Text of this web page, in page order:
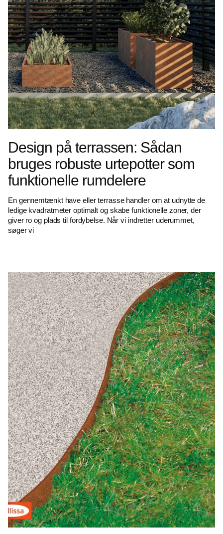
Design på terrassen: Sådan
bruges robuste urtepotter som
funktionelle rumdelere
En gennemtænkt have eller terrasse handler om at udnytte de
ledige kvadratmeter optimalt og skabe funktionelle zoner, der
giver ro og plads til fordybelse. Når vi indretter uderummet,
søger vi